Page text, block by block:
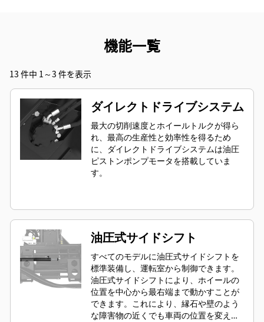
機能一覧
13 件中 1～3 件を表示
ダイレクトドライブシステム
最大の切削速度とホイールトルクが得ら
れ、最高の生産性と効率性を得るため
に、ダイレクトドライブシステムは油圧
ピストンポンプモータを搭載していま
す。
油圧式サイドシフト
すべてのモデルに油圧式サイドシフトを
標準装備し、運転室から制御できます。
油圧式サイドシフトにより、ホイールの
位置を中心から最右端まで動かすことが
できます。これにより、縁石や壁のよう
な障害物の近くでも車両の位置を変える